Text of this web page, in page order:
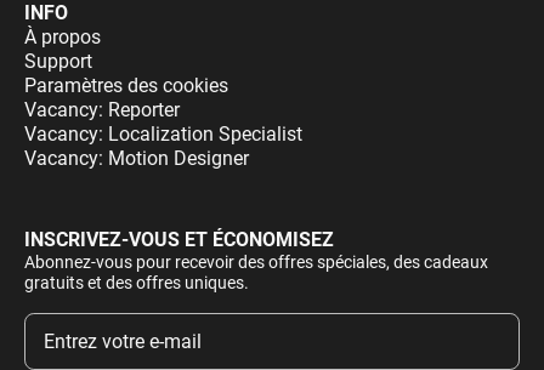
INFO
À propos
Support
Paramètres des cookies
Vacancy: Reporter
Vacancy: Localization Specialist
Vacancy: Motion Designer
INSCRIVEZ-VOUS ET ÉCONOMISEZ
Abonnez-vous pour recevoir des offres spéciales, des cadeaux
gratuits et des offres uniques.